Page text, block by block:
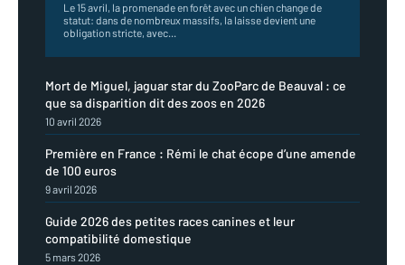
Le 15 avril, la promenade en forêt avec un chien change de
statut: dans de nombreux massifs, la laisse devient une
obligation stricte, avec...
Mort de Miguel, jaguar star du ZooParc de Beauval : ce
que sa disparition dit des zoos en 2026
10 avril 2026
Première en France : Rémi le chat écope d’une amende
de 100 euros
9 avril 2026
Guide 2026 des petites races canines et leur
compatibilité domestique
5 mars 2026